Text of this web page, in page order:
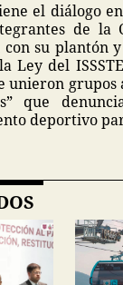
el diálogo
de la
su plantón
Ley del
unieron
que
deportivo